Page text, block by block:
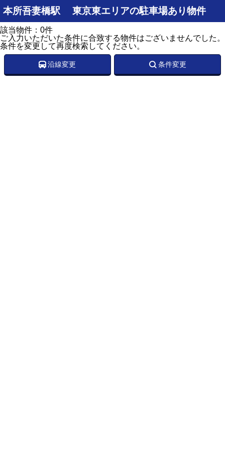
本所吾妻橋駅 東京東エリアの駐車場あり物件
該当物件：0件
ご入力いただいた条件に合致する物件はございませんでした。
条件を変更して再度検索してください。
沿線変更 条件変更